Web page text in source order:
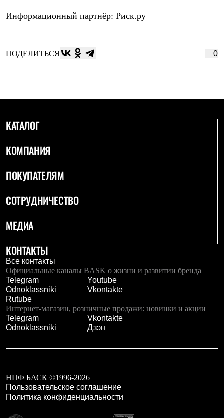
Информационный партнёр: Риск.ру
ПОДЕЛИТЬСЯ 0
КАТАЛОГ
КОМПАНИЯ
ПОКУПАТЕЛЯМ
СОТРУДНИЧЕСТВО
МЕДИА
КОНТАКТЫ
Все контакты
Официальные каналы BASK о жизни и развитии бренда
Telegram
Youtube
Odnoklassniki
Vkontakte
Rutube
Интернет-магазин, розничные продажи: новинки и акции
Telegram
Vkontakte
Odnoklassniki
Дзэн
НПФ БАСК ©1996-2026
Пользовательское соглашение
Политика конфиденциальности